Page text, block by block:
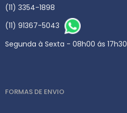
(11) 3354-1898
(11) 91367-5043
Segunda à Sexta - 08h00 ás 17h30
FORMAS DE ENVIO